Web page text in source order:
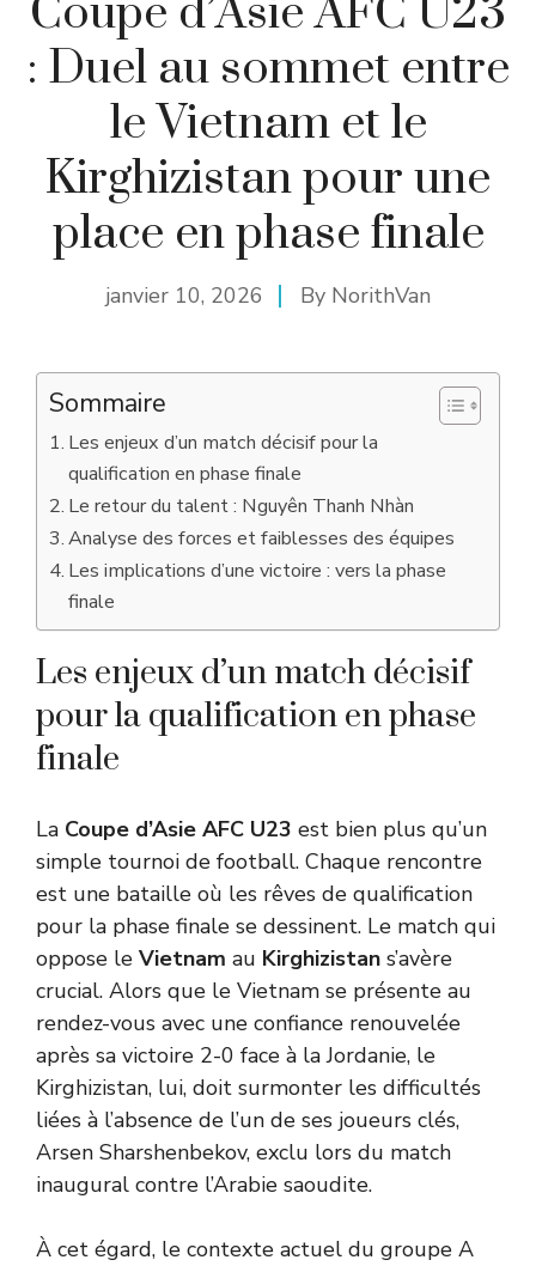
Coupe d’Asie AFC U23
: Duel au sommet entre
le Vietnam et le
Kirghizistan pour une
place en phase finale
janvier 10, 2026 By NorithVan
Sommaire
Les enjeux d’un match décisif pour la
qualification en phase finale
Le retour du talent : Nguyên Thanh Nhàn
Analyse des forces et faiblesses des équipes
Les implications d’une victoire : vers la phase
finale
Les enjeux d’un match décisif
pour la qualification en phase
finale
La Coupe d’Asie AFC U23 est bien plus qu’un
simple tournoi de football. Chaque rencontre
est une bataille où les rêves de qualification
pour la phase finale se dessinent. Le match qui
oppose le Vietnam au Kirghizistan s’avère
crucial. Alors que le Vietnam se présente au
rendez-vous avec une confiance renouvelée
après sa victoire 2-0 face à la Jordanie, le
Kirghizistan, lui, doit surmonter les difficultés
liées à l’absence de l’un de ses joueurs clés,
Arsen Sharshenbekov, exclu lors du match
inaugural contre l’Arabie saoudite.
À cet égard, le contexte actuel du groupe A